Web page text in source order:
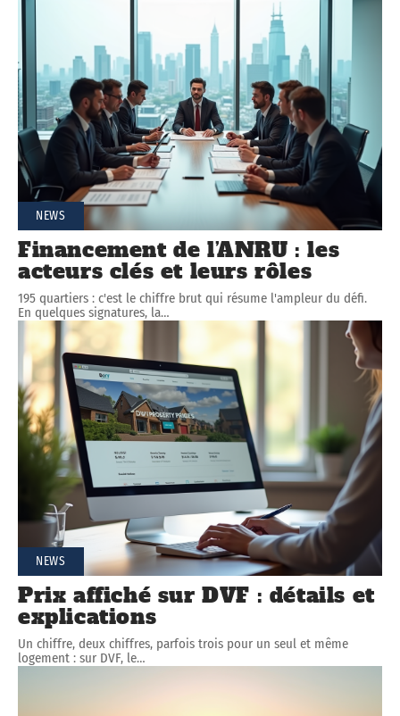
NEWS
Financement de l’ANRU : les
acteurs clés et leurs rôles
195 quartiers : c'est le chiffre brut qui résume l'ampleur du défi.
En quelques signatures, la…
NEWS
Prix affiché sur DVF : détails et
explications
Un chiffre, deux chiffres, parfois trois pour un seul et même
logement : sur DVF, le…